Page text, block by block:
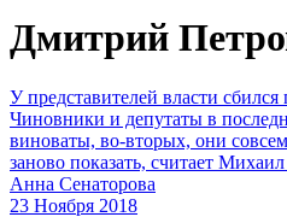
Дмитрий
У представителей власти сбился
Чиновники и депутаты в
виноваты, во-вторых, они
заново показать, считает
Анна Сенаторова
23 Ноября 2018